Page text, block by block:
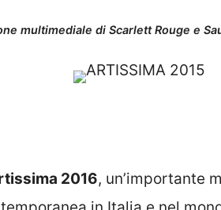
multimediale di Scarlett Rouge e
2016, un’importante